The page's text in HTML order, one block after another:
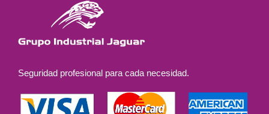
Seguridad profesional para cada necesidad.